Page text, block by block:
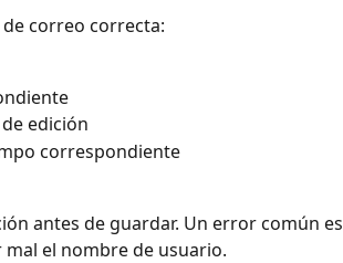
correo correcta:
edición
correspondiente
antes de guardar. Un error común es
el nombre de usuario.